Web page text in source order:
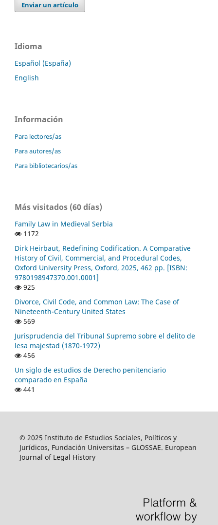
Enviar un artículo
Idioma
Español (España)
English
Información
Para lectores/as
Para autores/as
Para bibliotecarios/as
Más visitados (60 días)
Family Law in Medieval Serbia
1172
Dirk Heirbaut, Redefining Codification. A Comparative
History of Civil, Commercial, and Procedural Codes,
Oxford University Press, Oxford, 2025, 462 pp. [ISBN:
9780198947370.001.0001]
925
Divorce, Civil Code, and Common Law: The Case of
Nineteenth-Century United States
569
Jurisprudencia del Tribunal Supremo sobre el delito de
lesa majestad (1870-1972)
456
Un siglo de estudios de Derecho penitenciario
comparado en España
441
© 2025 Instituto de Estudios Sociales, Políticos y
Jurídicos, Fundación Universitas – GLOSSAE. European
Journal of Legal History